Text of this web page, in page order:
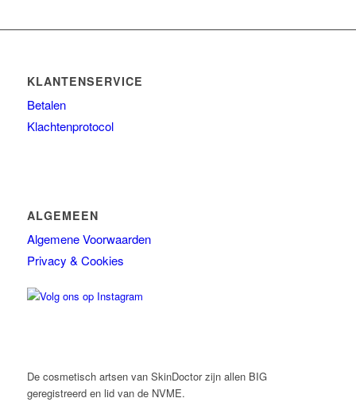
KLANTENSERVICE
Betalen
Klachtenprotocol
ALGEMEEN
Algemene Voorwaarden
Privacy & Cookies
De cosmetisch artsen van SkinDoctor zijn allen BIG
geregistreerd en lid van de NVME.